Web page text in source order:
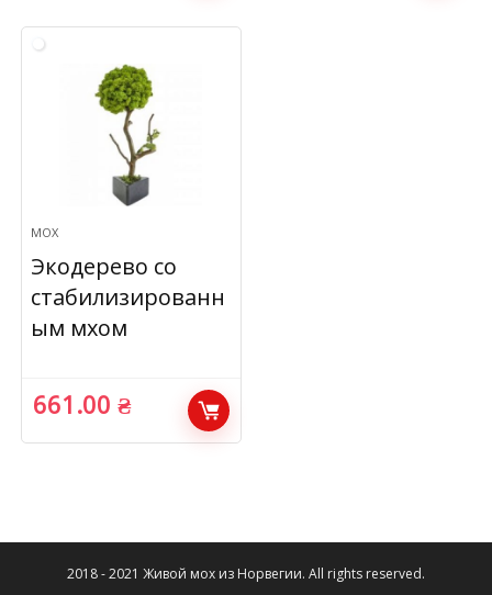
МОХ
Экодерево со
стабилизированн
ым мхом
661.00₴
2018 - 2021 Живой мох из Норвегии. All rights reserved.